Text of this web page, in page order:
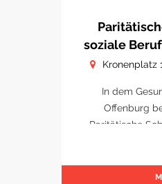
soziale
Kronenplatz
In dem
Offenburg
Paritätische